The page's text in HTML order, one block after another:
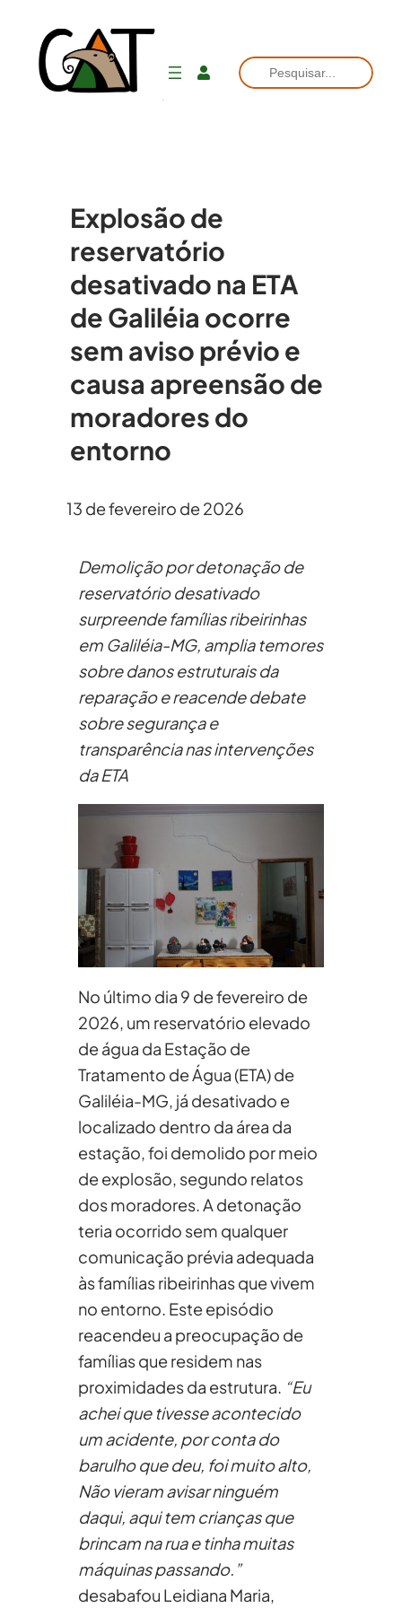
Pesquisar
Explosão de
reservatório
desativado na ETA
de Galiléia ocorre
sem aviso prévio e
causa apreensão de
moradores do
entorno
13 de fevereiro de 2026
Demolição por detonação de
reservatório desativado
surpreende famílias ribeirinhas
em Galiléia-MG, amplia temores
sobre danos estruturais da
reparação e reacende debate
sobre segurança e
transparência nas intervenções
da ETA
No último dia 9 de fevereiro de
2026, um reservatório elevado
de água da Estação de
Tratamento de Água (ETA) de
Galiléia-MG, já desativado e
localizado dentro da área da
estação, foi demolido por meio
de explosão, segundo relatos
dos moradores. A detonação
teria ocorrido sem qualquer
comunicação prévia adequada
às famílias ribeirinhas que vivem
no entorno. Este episódio
reacendeu a preocupação de
famílias que residem nas
proximidades da estrutura. “Eu
achei que tivesse acontecido
um acidente, por conta do
barulho que deu, foi muito alto,
Não vieram avisar ninguém
daqui, aqui tem crianças que
brincam na rua e tinha muitas
máquinas passando.”
desabafou Leidiana Maria,